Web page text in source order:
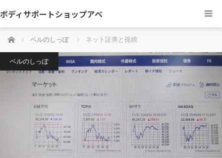
ボディサポートショップアベ
ホーム ベルのしっぽ ネット証券と孫娘
ベルのしっぽ